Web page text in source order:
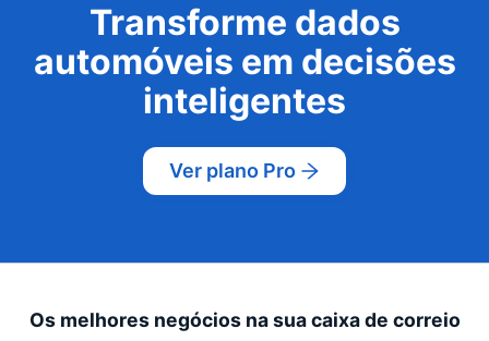
Transforme dados
automóveis em decisões
inteligentes
Ver plano Pro
Os melhores negócios na sua caixa de correio